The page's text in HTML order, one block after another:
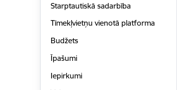
Starptautiskā sadarbība
Tīmekļvietņu vienotā platforma
Budžets
Īpašumi
Iepirkumi